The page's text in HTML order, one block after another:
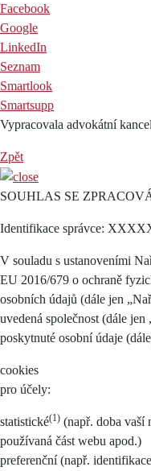
Facebook
Google
LinkedIn
Seznam
Smartlook
Smartsupp
Vypracovala advokátní
Zpět
SOUHLAS SE
Identifikace správce:
V souladu s ustanoveními
EU 2016/679 o ochraně
osobních údajů (dále jen
uvedená společnost (dále jen
poskytnuté osobní údaje
cookies
pro účely:
statistické(1) (např. doba vaší
používaná část webu apod.)
preferenční (např.